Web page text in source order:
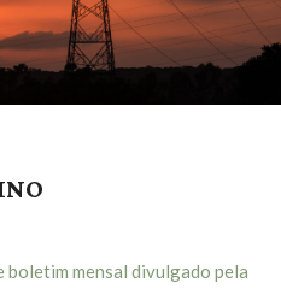
boletim mensal divulgado pela